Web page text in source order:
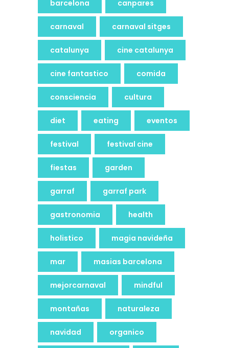
barcelona canpares
carnaval carnaval sitges
catalunya cine catalunya
cine fantastico comida
consciencia cultura
diet eating eventos
festival festival cine
fiestas garden
garraf garraf park
gastronomia health
holistico magia navideña
mar masias barcelona
mejorcarnaval mindful
montañas naturaleza
navidad organico